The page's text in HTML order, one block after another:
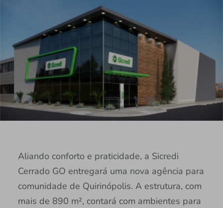
Aliando conforto e praticidade, a Sicredi
Cerrado GO entregará uma nova agência para
comunidade de Quirinópolis. A estrutura, com
mais de 890 m², contará com ambientes para